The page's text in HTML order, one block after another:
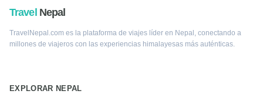
Travel Nepal
TravelNepal.com es la plataforma de viajes líder en Nepal, conectando a
millones de viajeros con las experiencias himalayesas más auténticas.
EXPLORAR NEPAL